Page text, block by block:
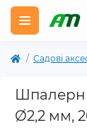
Садові
Ø2,2 мм,